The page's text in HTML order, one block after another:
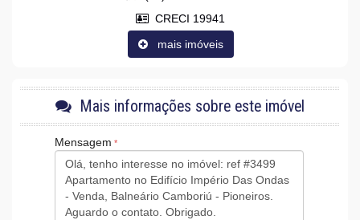
Portão Eletrônico
Playground
Brinquedoteca
Gás Central
Box de Praia
Hall Decorado e Mobiliado
Acessibilidade para PNE
CRECI 19941
mais imóveis
Mais informações sobre este imóvel
Mensagem